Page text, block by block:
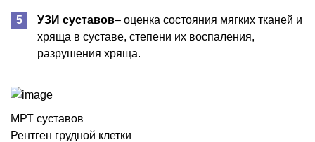
УЗИ суставов– оценка состояния мягких тканей и
хряща в суставе, степени их воспаления,
разрушения хряща.
МРТ суставов
Рентген грудной клетки